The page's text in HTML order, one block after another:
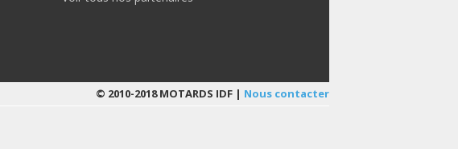
© 2010-2018 MOTARDS IDF | Nous contacter